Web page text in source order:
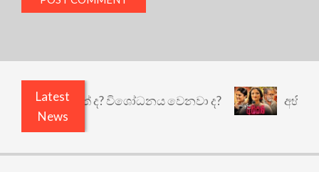
Latest
News
කුඩු නැත් ද? විශෝධනය වෙනවා ද? අභිසාරී: